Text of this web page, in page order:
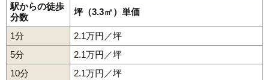
45 川尻若葉町
46
47 千秋城下町
48 牛島東 16万円
49 外旭川八柳 16万円
駅からの徒歩
分数
坪（3.3㎡）単価
1分
2.1万円／坪
5分
2.1万円／坪
10分
2.1万円／坪